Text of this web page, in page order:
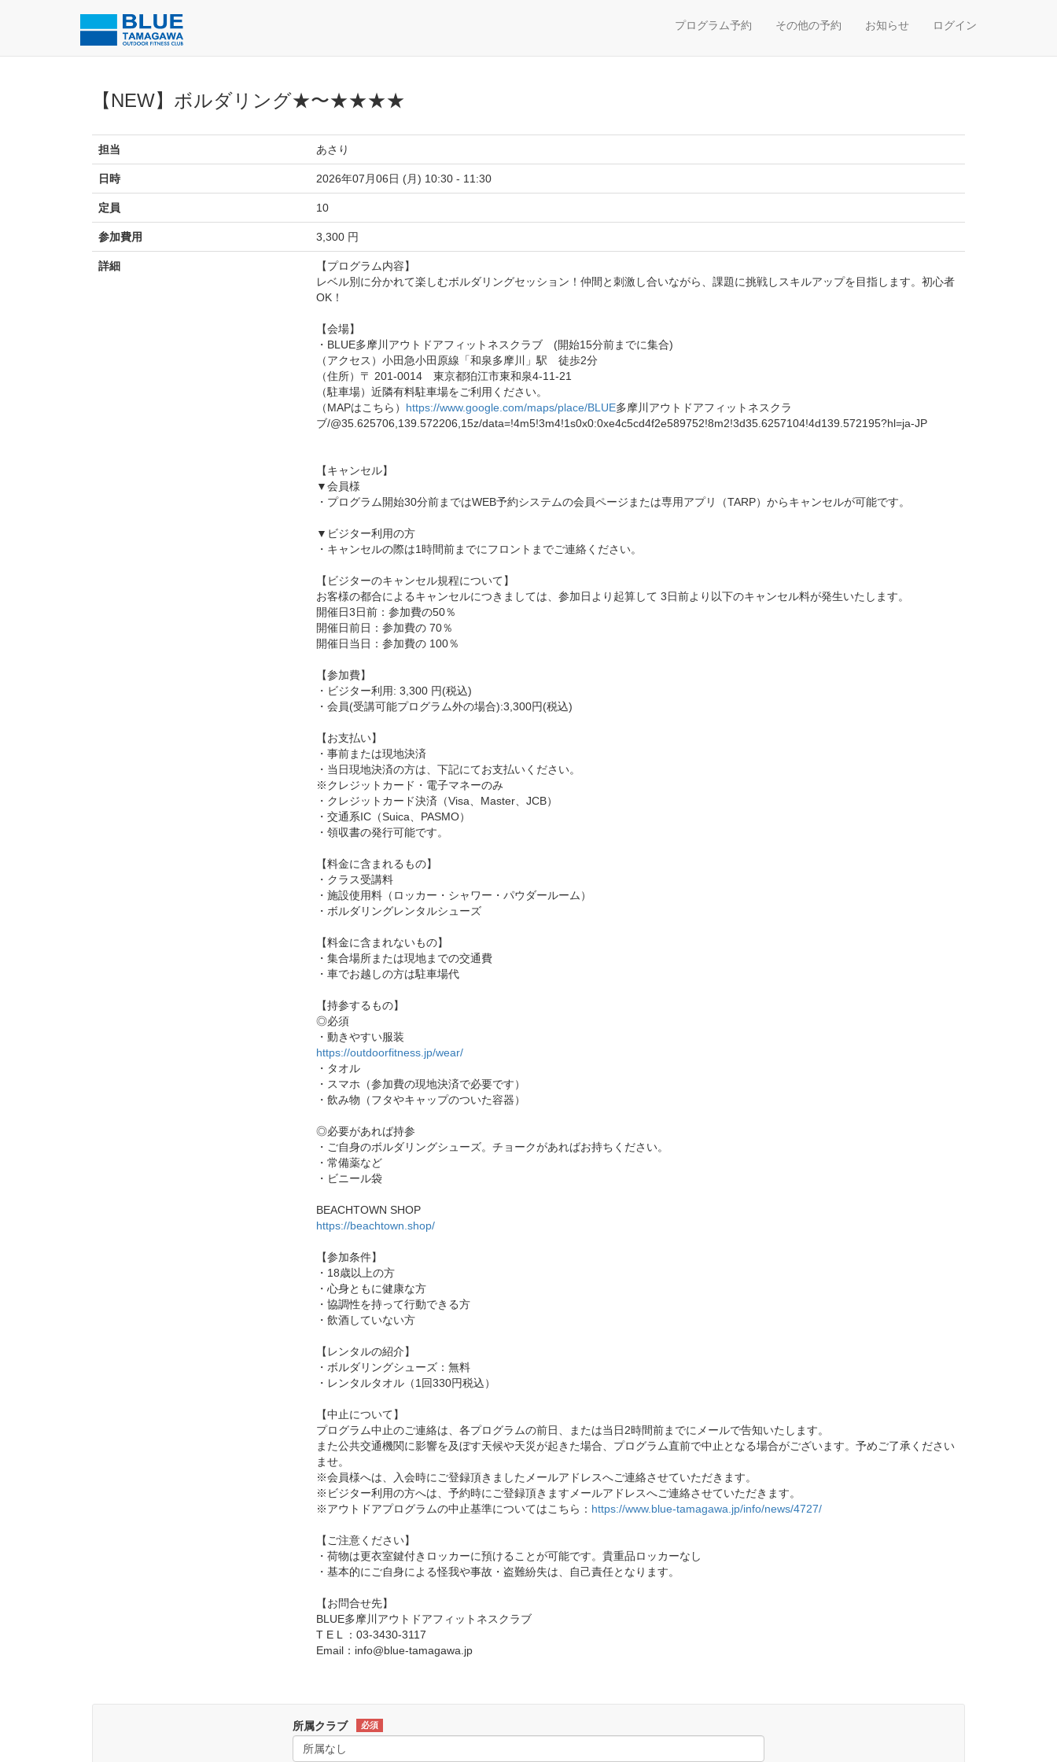
プログラム予約 その他の予約 お知らせ ログイン
【NEW】ボルダリング★〜★★★★
担当 あさり
日時 2026年07月06日 (月) 10:30 - 11:30
定員 10
参加費用 3,300 円
詳細
【プログラム内容】
レベル別に分かれて楽しむボルダリングセッション！仲間と刺激し合いながら、課題に挑戦しスキルアップを目指します。初心者
OK！
【会場】
・BLUE多摩川アウトドアフィットネスクラブ (開始15分前までに集合)
（アクセス）小田急小田原線「和泉多摩川」駅 徒歩2分
（住所）〒 201-0014 東京都狛江市東和泉4-11-21
（駐車場）近隣有料駐車場をご利用ください。
（MAPはこちら） https://www.google.com/maps/place/BLUE多摩川アウトドアフィットネスクラ
ブ/@35.625706,139.572206,15z/data=!4m5!3m4!1s0x0:0xe4c5cd4f2e589752!8m2!3d35.6257104!4d139.572195?hl=ja-JP
【キャンセル】
▼会員様
・プログラム開始30分前まではWEB予約システムの会員ページまたは専用アプリ（TARP）からキャンセルが可能です。
▼ビジター利用の方
・キャンセルの際は1時間前までにフロントまでご連絡ください。
【ビジターのキャンセル規程について】
お客様の都合によるキャンセルにつきましては、参加日より起算して 3日前より以下のキャンセル料が発生いたします。
開催日3日前：参加費の50％
開催日前日：参加費の 70％
開催日当日：参加費の 100％
【参加費】
・ビジター利用: 3,300 円(税込)
・会員(受講可能プログラム外の場合):3,300円(税込)
【お支払い】
・事前または現地決済
・当日現地決済の方は、下記にてお支払いください。
※クレジットカード・電子マネーのみ
・クレジットカード決済（Visa、Master、JCB）
・交通系IC（Suica、PASMO）
・領収書の発行可能です。
【料金に含まれるもの】
・クラス受講料
・施設使用料（ロッカー・シャワー・パウダールーム）
・ボルダリングレンタルシューズ
【料金に含まれないもの】
・集合場所または現地までの交通費
・車でお越しの方は駐車場代
【持参するもの】
◎必須
・動きやすい服装
https://outdoorfitness.jp/wear/
・タオル
・スマホ（参加費の現地決済で必要です）
・飲み物（フタやキャップのついた容器）
◎必要があれば持参
・ご自身のボルダリングシューズ。チョークがあればお持ちください。
・常備薬など
・ビニール袋
BEACHTOWN SHOP
https://beachtown.shop/
【参加条件】
・18歳以上の方
・心身ともに健康な方
・協調性を持って行動できる方
・飲酒していない方
【レンタルの紹介】
・ボルダリングシューズ：無料
・レンタルタオル（1回330円税込）
【中止について】
プログラム中止のご連絡は、各プログラムの前日、または当日2時間前までにメールで告知いたします。
また公共交通機関に影響を及ぼす天候や天災が起きた場合、プログラム直前で中止となる場合がございます。予めご了承ください
ませ。
※会員様へは、入会時にご登録頂きましたメールアドレスへご連絡させていただきます。
※ビジター利用の方へは、予約時にご登録頂きますメールアドレスへご連絡させていただきます。
※アウトドアプログラムの中止基準についてはこちら： https://www.blue-tamagawa.jp/info/news/4727/
【ご注意ください】
・荷物は更衣室鍵付きロッカーに預けることが可能です。貴重品ロッカーなし
・基本的にご自身による怪我や事故・盗難紛失は、自己責任となります。
【お問合せ先】
BLUE多摩川アウトドアフィットネスクラブ
T E L ：03-3430-3117
Email：info@blue-tamagawa.jp
所属クラブ 必須